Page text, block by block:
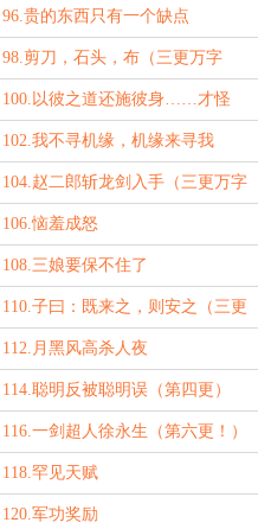
96.贵的东西只有一个缺点
98.剪刀，石头，布（三更万字
到！）
100.以彼之道还施彼身……才怪
102.我不寻机缘，机缘来寻我
104.赵二郎斩龙剑入手（三更万字
到！）
106.恼羞成怒
108.三娘要保不住了
110.子曰：既来之，则安之（三更
万字到！）
112.月黑风高杀人夜
114.聪明反被聪明误（第四更）
116.一剑超人徐永生（第六更！）
118.罕见天赋
120.军功奖励